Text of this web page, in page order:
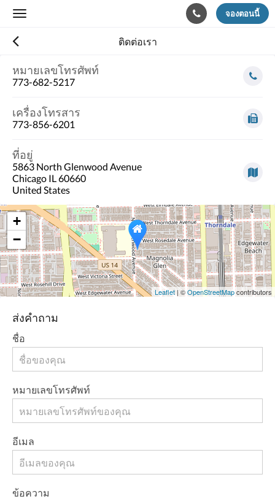
Toggle
จองตอนนี้
ติดต่อเรา
หมายเลขโทรศัพท์
773-682-5217
เครื่องโทรสาร
773-856-6201
ที่อยู่
5863 North Glenwood Avenue
Chicago IL 60660
United States
+
−
Leaflet | ©OpenStreetMapcontributors
ส่งคำถาม
ชื่อ
หมายเลขโทรศัพท์
อีเมล
ข้อความ